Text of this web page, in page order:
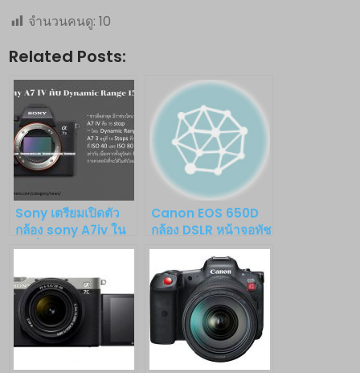
จำนวนคนดู: 10
Related Posts:
Sony เตรียมเปิดตัว
กล้อง sony A7iv ใน
วันที่ 21 ตุลาคม 2564
Canon EOS 650D
กล้อง DSLR หน้าจอทัช
สกรีน และเปิดตัว
Canon EOS M กล้อง
Mirrorless เปลี่ยน
เลนส์ได้